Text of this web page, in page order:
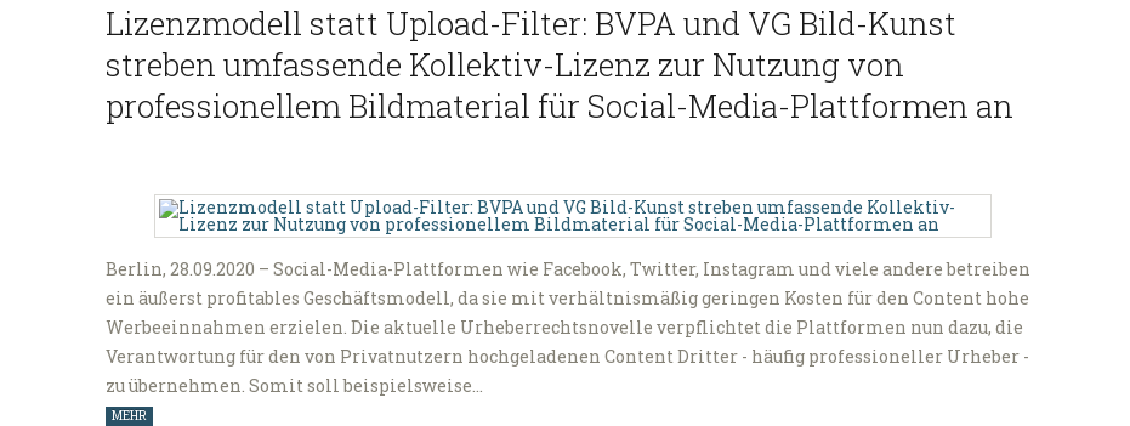
Lizenzmodell statt Upload-Filter: BVPA und VG Bild-Kunst
streben umfassende Kollektiv-Lizenz zur Nutzung von
professionellem Bildmaterial für Social-Media-Plattformen an
Berlin, 28.09.2020 – Social-Media-Plattformen wie Facebook, Twitter, Instagram und viele andere betreiben
ein äußerst profitables Geschäftsmodell, da sie mit verhältnismäßig geringen Kosten für den Content hohe
Werbeeinnahmen erzielen. Die aktuelle Urheberrechtsnovelle verpflichtet die Plattformen nun dazu, die
Verantwortung für den von Privatnutzern hochgeladenen Content Dritter - häufig professioneller Urheber -
zu übernehmen. Somit soll beispielsweise…
MEHR